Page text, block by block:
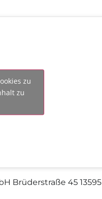
zu
zu
Brüderstraße 45 13595